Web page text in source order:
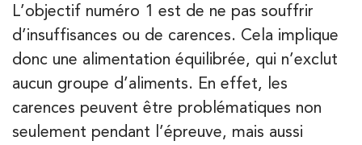
L’objectif numéro 1 est de ne pas souffrir
d’insuffisances ou de carences. Cela implique
donc une alimentation équilibrée, qui n’exclut
aucun groupe d’aliments. En effet, les
carences peuvent être problématiques non
seulement pendant l’épreuve, mais aussi
28 Rue Velpeau 92160 Antony
28 Rue Velpeau 92160 Antony
01 64 48 35 84
PRENEZ RDV SUR
PRENEZ RDV SUR